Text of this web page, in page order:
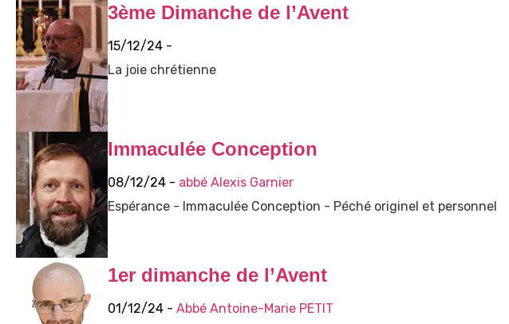
3ème Dimanche de l’Avent
15/12/24 -
La joie chrétienne
Immaculée Conception
08/12/24 - abbé Alexis Garnier
Espérance - Immaculée Conception - Péché originel et personnel
1er dimanche de l’Avent
01/12/24 - Abbé Antoine-Marie PETIT